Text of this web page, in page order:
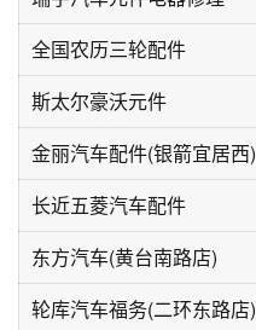
全国农历三轮配件
斯太尔豪沃元件
金丽汽车配件(银箭宜居西)
长近五菱汽车配件
东方汽车(黄台南路店)
轮库汽车福务(二环东路店)